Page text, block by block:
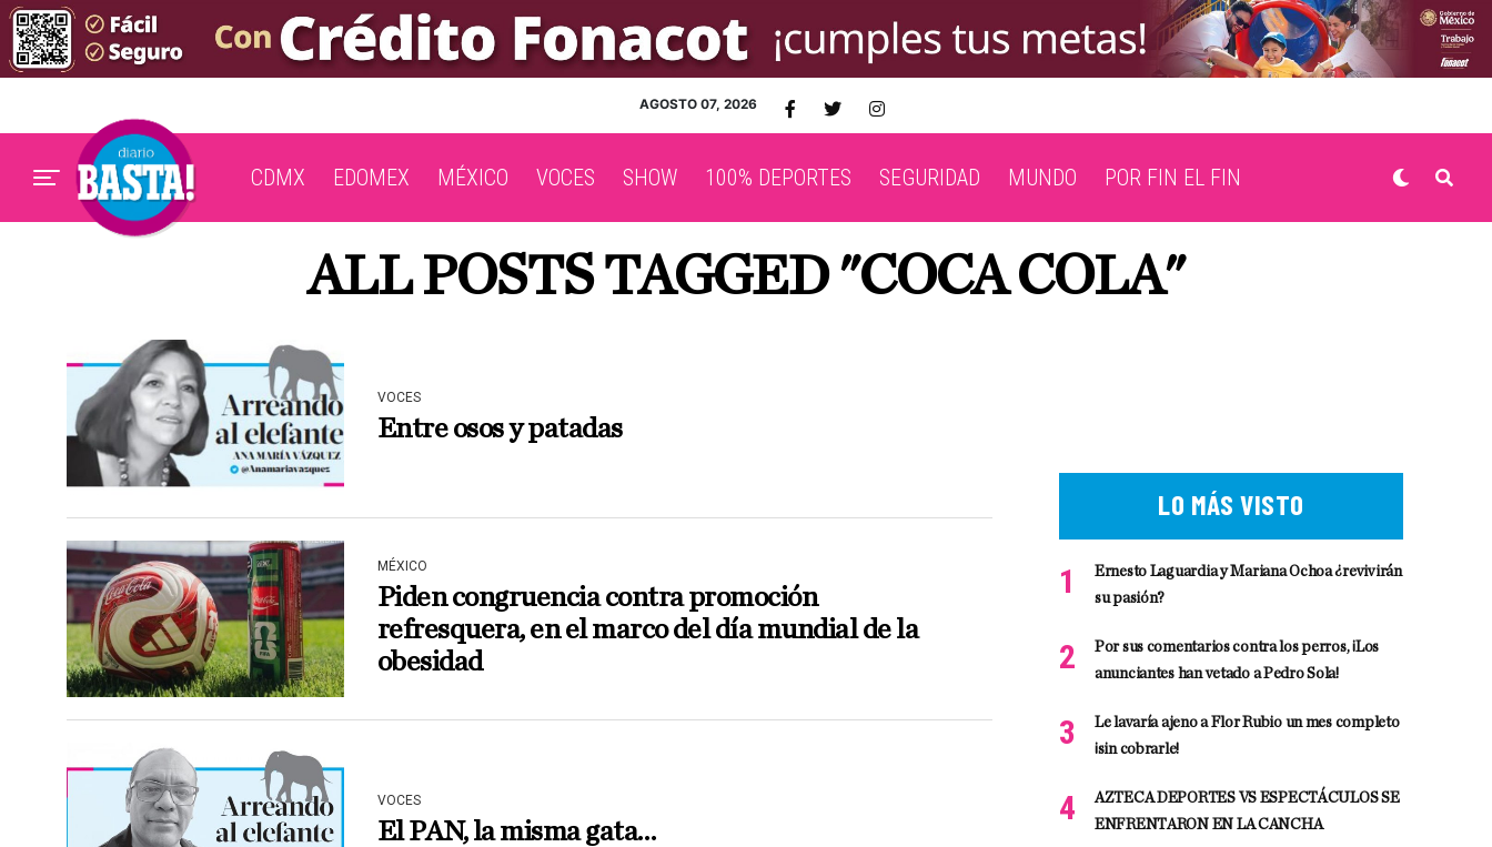
AGOSTO 07, 2026
CDMX EDOMEX MÉXICO VOCES SHOW 100% DEPORTES SEGURIDAD MUNDO POR FIN EL FIN
ALL POSTS TAGGED "COCA COLA"
VOCES
Entre osos y patadas
MÉXICO
Piden congruencia contra promoción
refresquera, en el marco del día mundial de la
obesidad
VOCES
El PAN, la misma gata…
LO MÁS VISTO
Ernesto Laguardia y Mariana Ochoa ¿revivirán
su pasión?
Por sus comentarios contra los perros, ¡Los
anunciantes han vetado a Pedro Sola!
Le lavaría ajeno a Flor Rubio un mes completo
¡sin cobrarle!
AZTECA DEPORTES VS ESPECTÁCULOS SE
ENFRENTARON EN LA CANCHA